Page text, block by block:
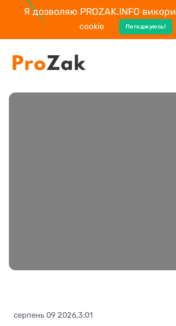
Я дозволяю PROZAK.INFO
cookie Погоджуюсь!
серпень 09 2026,3:01